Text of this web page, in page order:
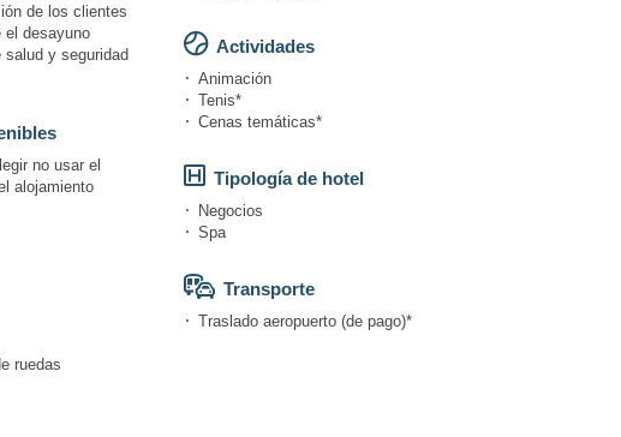
de los clientes
el desayuno
salud y seguridad
no usar el
alojamiento
ruedas
Actividades
Animación
Tenis*
Cenas temáticas*
Tipología de hotel
Negocios
Spa
Transporte
Traslado aeropuerto (de pago)*